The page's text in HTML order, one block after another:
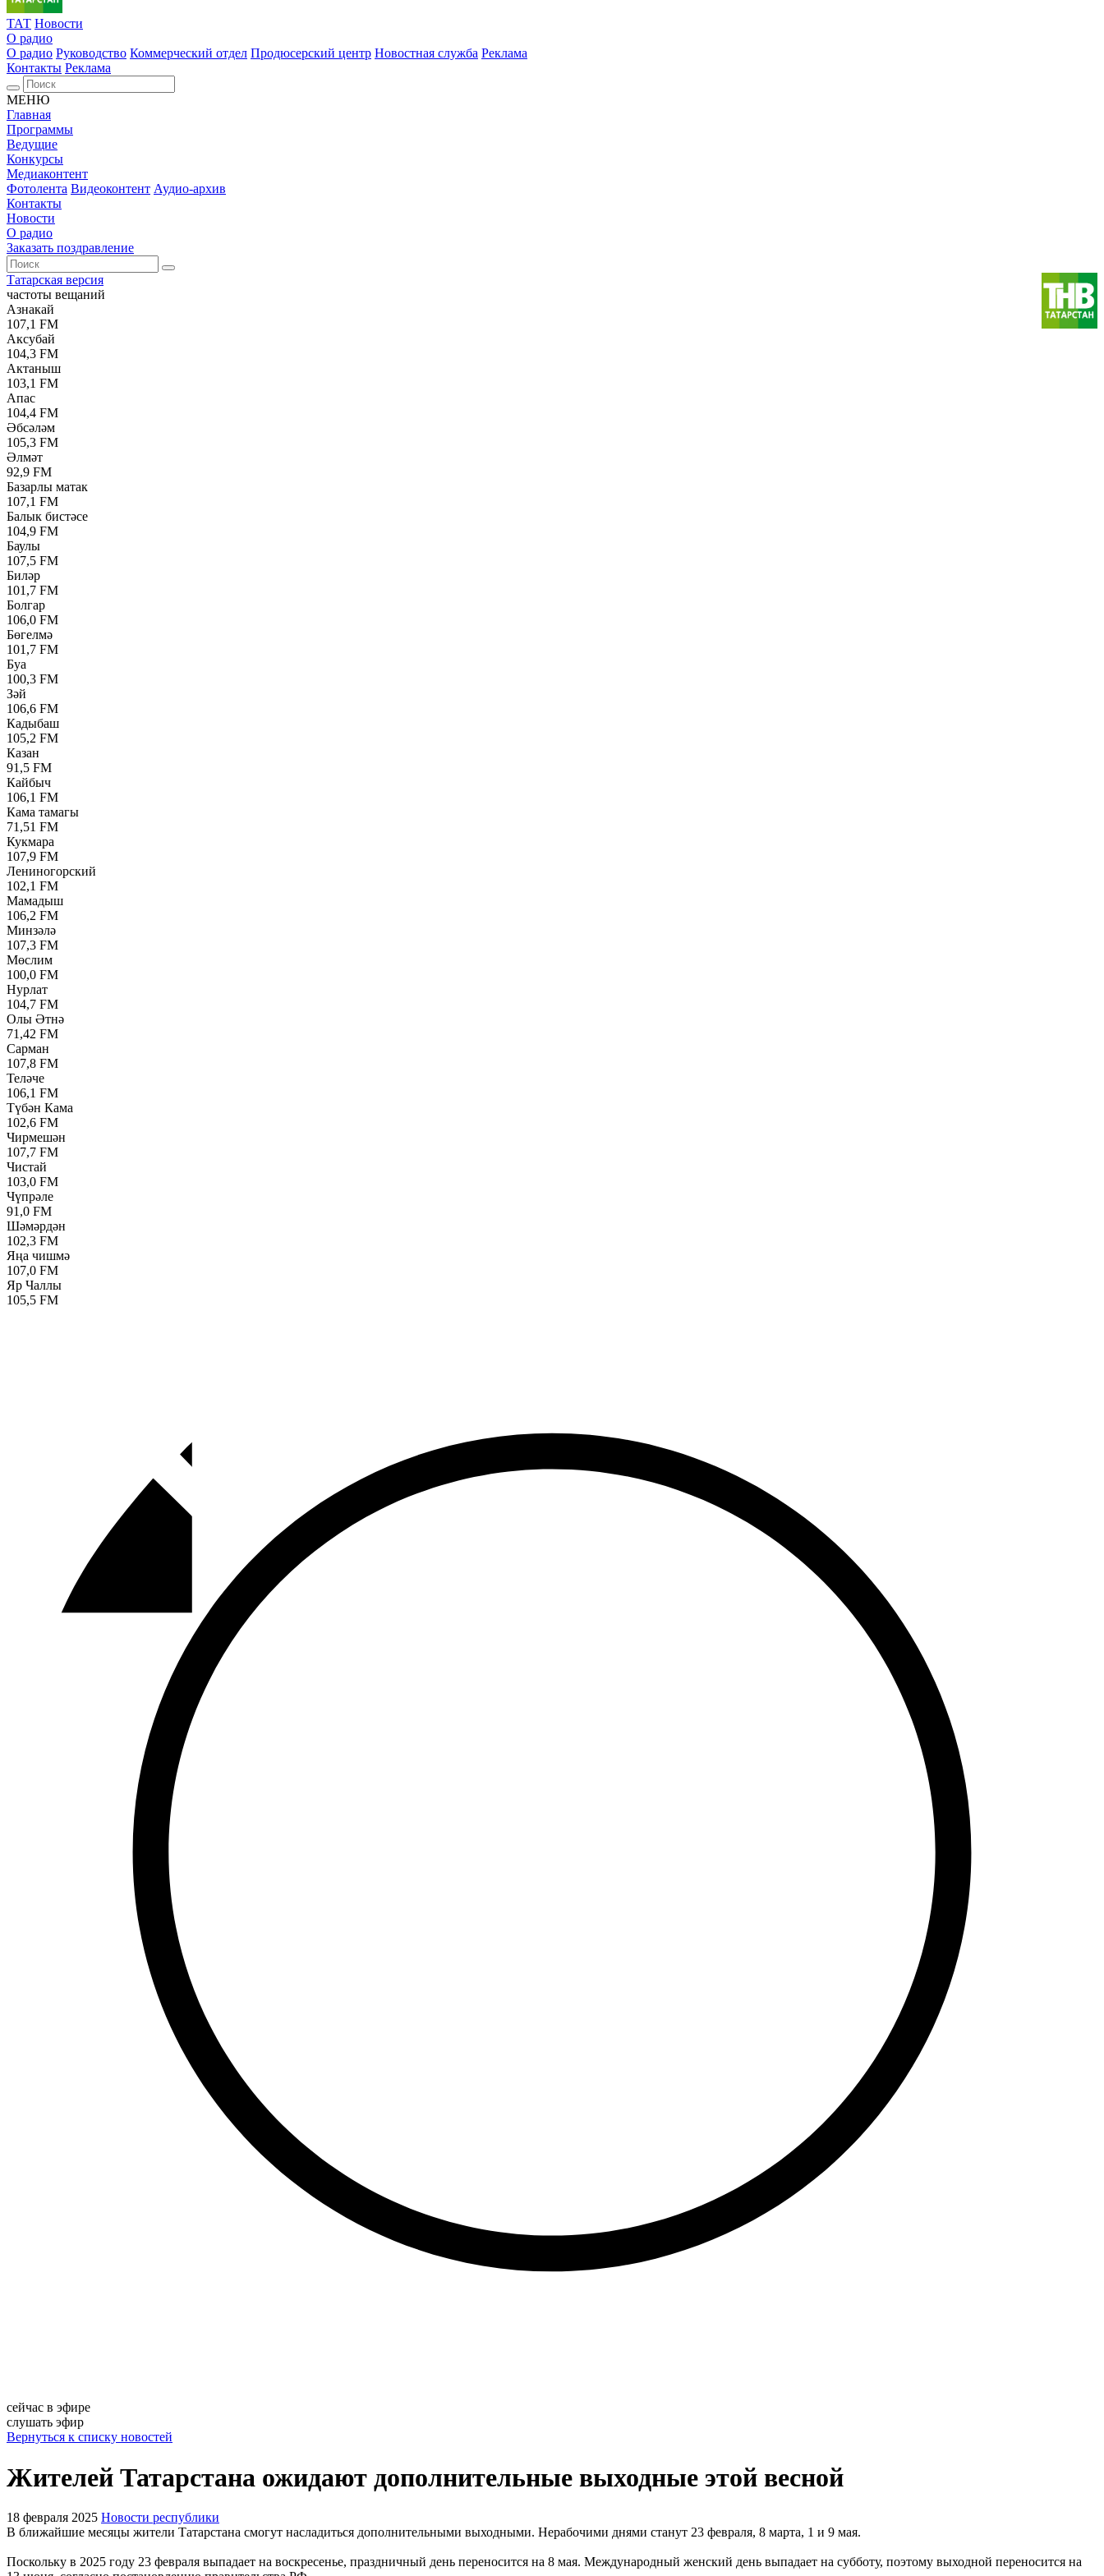
ТАТ Новости
О радио
О радио Руководство Коммерческий отдел Продюсерский центр Новостная служба Реклама
Контакты Реклама
МЕНЮ
Главная
Программы
Ведущие
Конкурсы
Медиаконтент
Фотолента Видеоконтент Аудио-архив
Контакты
Новости
О радио
Заказать поздравление
Татарская версия
частоты вещаний
Азнакай
107,1 FM
Аксубай
104,3 FM
Актаныш
103,1 FM
Апас
104,4 FM
Әбсәләм
105,3 FM
Әлмәт
92,9 FM
Базарлы матак
107,1 FM
Балык бистәсе
104,9 FM
Баулы
107,5 FM
Биләр
101,7 FM
Болгар
106,0 FM
Бөгелмә
101,7 FM
Буа
100,3 FM
Зәй
106,6 FM
Кадыбаш
105,2 FM
Казан
91,5 FM
Кайбыч
106,1 FM
Кама тамагы
71,51 FM
Кукмара
107,9 FM
Лениногорский
102,1 FM
Мамадыш
106,2 FM
Минзәлә
107,3 FM
Мөслим
100,0 FM
Нурлат
104,7 FM
Олы Әтнә
71,42 FM
Сарман
107,8 FM
Теләче
106,1 FM
Түбән Кама
102,6 FM
Чирмешән
107,7 FM
Чистай
103,0 FM
Чүпрәле
91,0 FM
Шәмәрдән
102,3 FM
Яңа чишмә
107,0 FM
Яр Чаллы
105,5 FM
сейчас в эфире
слушать эфир
Вернуться к списку новостей
Жителей Татарстана ожидают дополнительные выходные этой весной
18 февраля 2025 Новости республики
В ближайшие месяцы жители Татарстана смогут насладиться дополнительными выходными. Нерабочими днями станут 23 февраля, 8 марта, 1 и 9 мая.
Поскольку в 2025 году 23 февраля выпадает на воскресенье, праздничный день переносится на 8 мая. Международный женский день выпадает на субботу, поэтому выходной переносится на